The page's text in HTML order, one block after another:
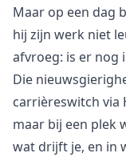
Maar op een dag
hij zijn werk niet
afvroeg: is er nog
Die
carrièreswitch via
maar bij een plek
wat drijft je, en in